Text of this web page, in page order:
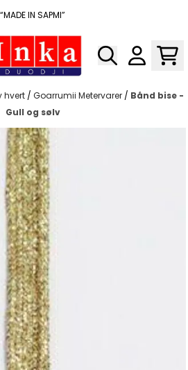
“MADE IN SAPMI”
hvert / Goarrumii Metervarer / Bånd bise -
Gull og sølv